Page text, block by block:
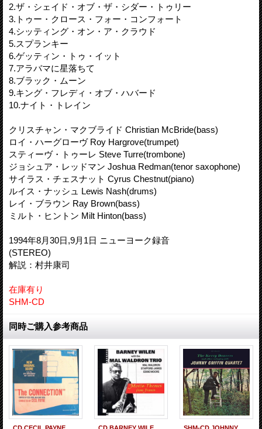
2.ザ・シェイド・オブ・ザ・シダー・トゥリー
3.トゥー・クロース・フォー・コンフォート
4.シッティング・オン・ア・クラウド
5.スプランキー
6.ゲッティン・トゥ・イット
7.アラバマに星落ちて
8.ブラック・ムーン
9.キング・フレディ・オブ・ハバード
10.ナイト・トレイン
クリスチャン・マクブライド Christian McBride(bass)
ロイ・ハーグローヴ Roy Hargrove(trumpet)
スティーヴ・トゥーレ Steve Turre(trombone)
ジョシュア・レッドマン Joshua Redman(tenor saxophone)
サイラス・チェスナット Cyrus Chestnut(piano)
ルイス・ナッシュ Lewis Nash(drums)
レイ・ブラウン Ray Brown(bass)
ミルト・ヒントン Milt Hinton(bass)
1994年8月30日,9月1日 ニューヨーク録音
(STEREO)
解説：村井康司
在庫有り
SHM-CD
同時ご購入参考商品